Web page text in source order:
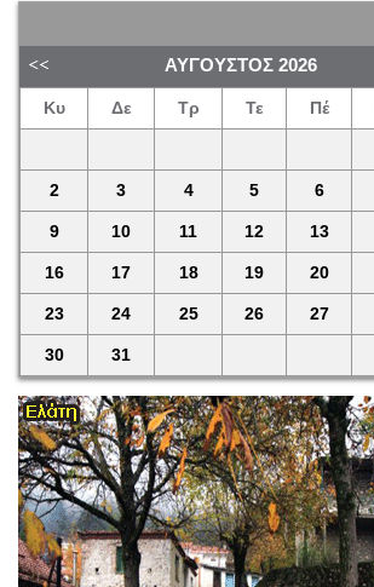
ΑΎΓΟΥΣΤΟΣ 2026
Κυ Δε Τρ Τε Πέ
2 3 4 5 6
9 10 11 12 13
16 17 18 19 20
23 24 25 26 27
30 31